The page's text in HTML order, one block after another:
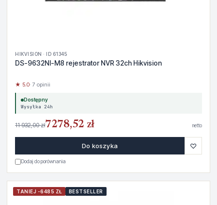
HIKVISION · ID 61345
DS-9632NI-M8 rejestrator NVR 32ch Hikvision
★ 5.0· 7 opinii
Dostępny
Wysyłka 24h
11 932,00 zł7278,52 zł netto
Do koszyka ♡
Dodaj do porównania
TANIEJ -6485 ZŁ BESTSELLER